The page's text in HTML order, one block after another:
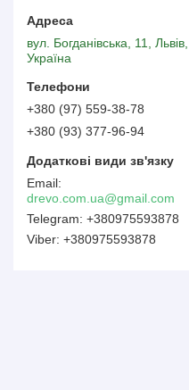
вул. Богданівська, 11, Львів,
Україна
+380 (97) 559-38-78
+380 (93) 377-96-94
drevo.com.ua@gmail.com
+380975593878
+380975593878